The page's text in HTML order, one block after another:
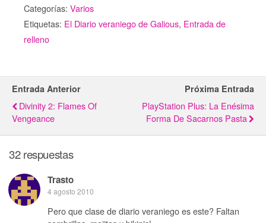
Categorías: Varios
Etiquetas: El Diario veraniego de Galious, Entrada de
relleno
Entrada Anterior
Divinity 2: Flames Of
Vengeance
Próxima Entrada
PlayStation Plus: La Enésima
Forma De Sacarnos Pasta
32 respuestas
Trasto
4 agosto 2010
Pero que clase de diario veraniego es este? Faltan